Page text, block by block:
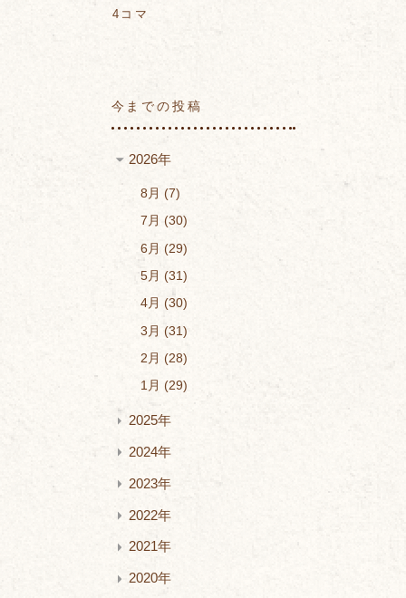
4コマ
今までの投稿
2026年
8月
7
7月
30
6月
29
5月
31
4月
30
3月
31
2月
28
1月
29
2025年
2024年
2023年
2022年
2021年
2020年